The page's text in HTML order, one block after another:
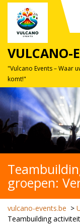
Skip
content
VULCANO-
"Vulcano Events – Waar
komt!"
groepen:
vulcano-events.be >
Teambuilding